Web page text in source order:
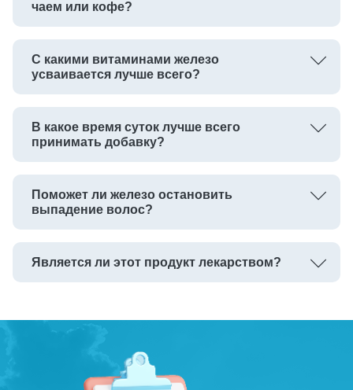
чаем или кофе?
С какими витаминами железо
усваивается лучше всего?
В какое время суток лучше всего
принимать добавку?
Поможет ли железо остановить
выпадение волос?
Является ли этот продукт лекарством?